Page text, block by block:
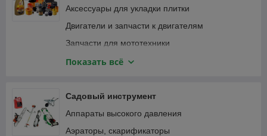
Аксессуары для укладки плитки
Двигатели и запчасти к двигателям
Запчасти для мототехники
Зарядные устройства, аккумуляторы
Крепежные изделия
Лампочки и светильники
Ленты
Показать всё
Садовый инструмент
Аппараты высокого давления
Аэраторы, скарификаторы